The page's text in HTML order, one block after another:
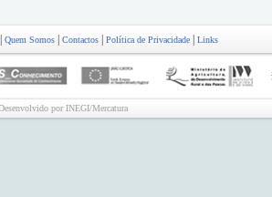
| Quem Somos | Contactos | Política de Privacidade | Links
por INEGI/Mercatura